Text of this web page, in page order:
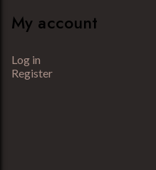
My account
Log in
Register